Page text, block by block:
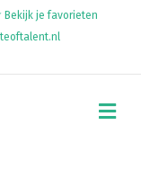
Bekijk je favorieten